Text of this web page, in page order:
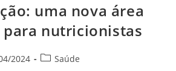
uma nova área
para nutricionistas
2024 Saúde